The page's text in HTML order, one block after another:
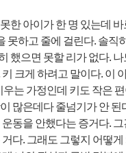
한 아이가 한 명 있는데
못하고 줄에 걸린다. 솔직
했으면 못할 리가 없다.
크게 하려고 말이다. 이
우는 가정인데 키도 작은
많은데다 줄넘기가 안 된
동을 안했다는 증거다.
다. 그래도 그렇지 어떻